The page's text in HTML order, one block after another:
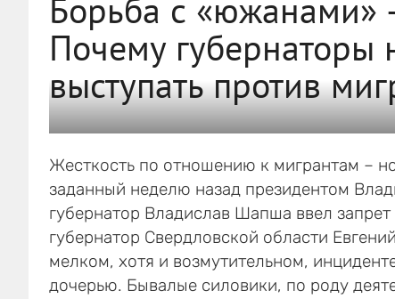
Борьба с «южанами»
Почему губернаторы
выступать против
Жесткость по отношению к мигрантам –
заданный неделю назад президентом
губернатор Владислав Шапша ввел
губернатор Свердловской области
мелком, хотя и возмутительном,
дочерью. Бывалые силовики, по роду